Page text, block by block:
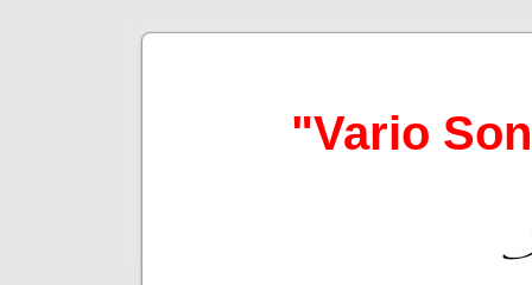
"Vario